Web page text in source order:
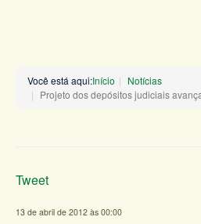
Você está aqui:Início
Notícias
Projeto dos depósitos judiciais
Tweet
13 de abril de 2012 às 00:00